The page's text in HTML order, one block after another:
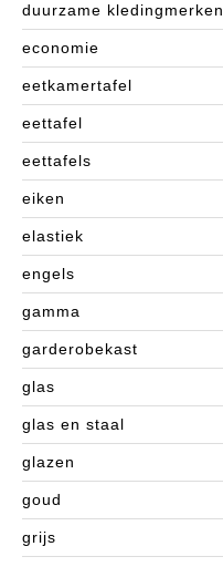
duurzame kledingmerken
economie
eetkamertafel
eettafel
eettafels
eiken
elastiek
engels
gamma
garderobekast
glas
glas en staal
glazen
goud
grijs